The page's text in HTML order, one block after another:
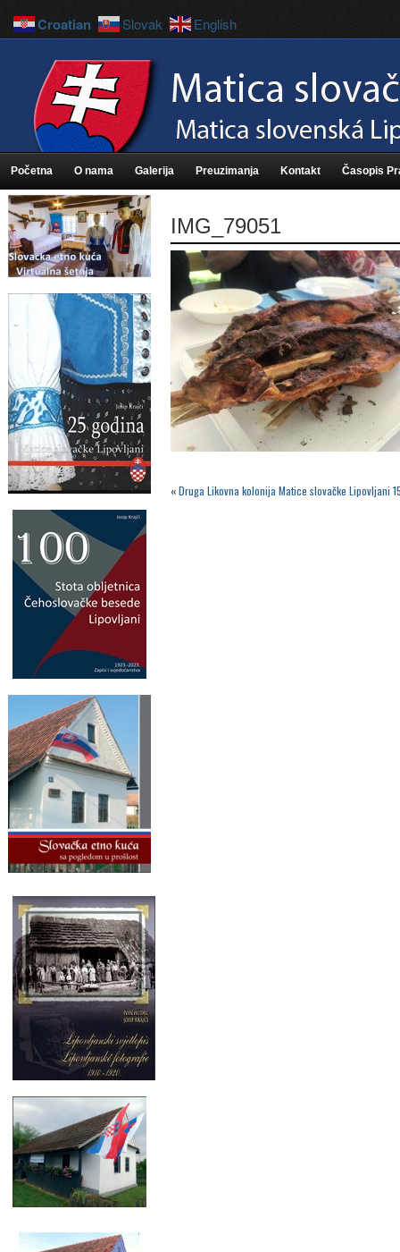
Početna O nama Galerija Preuzimanja Kontakt Časopis
IMG_79051
«Druga Likovna kolonija Matice slovačke Lipovljani
Croatian Slovak English